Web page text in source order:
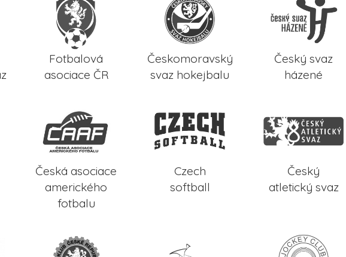
Fotbalová
asociace ČR
Českomoravský
svaz hokejbalu
Český svaz
házené
Česká asociace
amerického
fotbalu
Czech
softball
Český
atletický svaz